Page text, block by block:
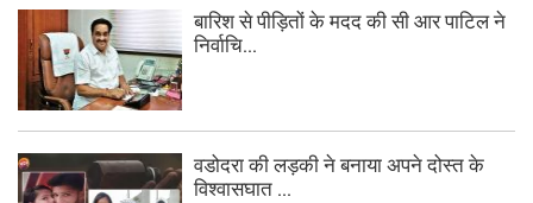
बारिश से पीड़ितों के मदद की सी आर पाटिल ने
निर्वाचि...
वडोदरा की लड़की ने बनाया अपने दोस्त के
विश्वासघात ...